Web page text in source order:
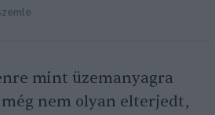
mint üzemanyagra
nem olyan elterjedt,